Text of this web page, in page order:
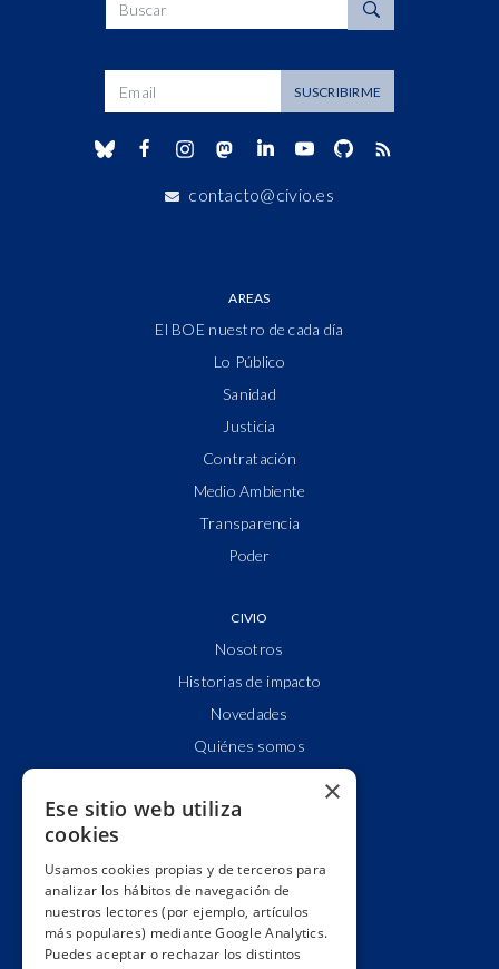
SUSCRIBIRME
contacto@civio.es
AREAS
El BOE nuestro de cada día
Lo Público
Sanidad
Justicia
Contratación
Medio Ambiente
Transparencia
Poder
CIVIO
Nosotros
Historias de impacto
Novedades
Quiénes somos
Alianzas y redes
Impacto
Premios
Formación
×
Ese sitio web utiliza
cookies
Usamos cookies propias y de terceros para
analizar los hábitos de navegación de
nuestros lectores (por ejemplo, artículos
más populares) mediante Google Analytics.
Puedes aceptar o rechazar los distintos